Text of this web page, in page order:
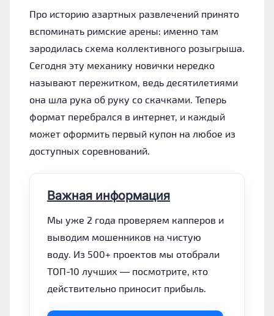
Про историю азартных развлечений принято
вспоминать римские арены: именно там
зародилась схема коллективного розыгрыша.
Сегодня эту механику новички нередко
называют пережитком, ведь десятилетиями
она шла рука об руку со скачками. Теперь
формат перебрался в интернет, и каждый
может оформить первый купон на любое из
доступных соревнований.
Важная информация
Мы уже 2 года проверяем капперов и
выводим мошенников на чистую
воду. Из 500+ проектов мы отобрали
ТОП-10 лучших — посмотрите, кто
действительно приносит прибыль.